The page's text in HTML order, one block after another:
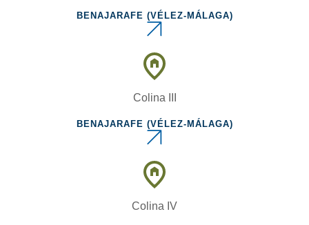
BENAJARAFE (VÉLEZ-MÁLAGA)
Colina III
BENAJARAFE (VÉLEZ-MÁLAGA)
Colina IV